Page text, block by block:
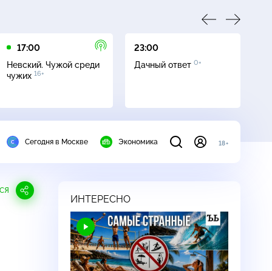
17:00
Невский. Чужой среди
чужих 16+
23:00
Дачный ответ 0+
Сегодня в Москве Экономика 18+
ИНТЕРЕСНО